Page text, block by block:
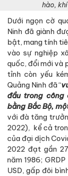
hào,
Dưới ngọn cờ
Ninh đã giành
bật, mang tính
vào sự nghiệp
quốc, đổi mới và
tỉnh còn yếu
Quảng Ninh đã “
đầu trong công
bằng Bắc Bộ,
với đà tăng
2022), kể cả
của đại dịch
2022 đạt gần
năm 1986;
USD, gấp đôi